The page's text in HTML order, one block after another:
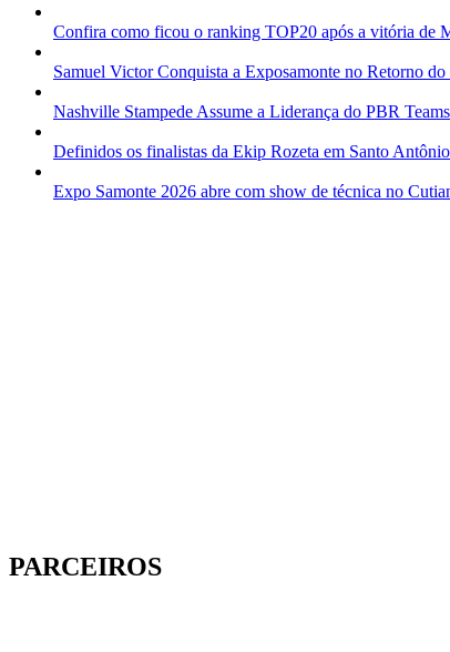
Confira como ficou o ranking TOP20 após a vitória de
Samuel Victor Conquista a Exposamonte no Retorno
Nashville Stampede Assume a Liderança do PBR
Definidos os finalistas da Ekip Rozeta em Santo
Expo Samonte 2026 abre com show de técnica no
PARCEIROS